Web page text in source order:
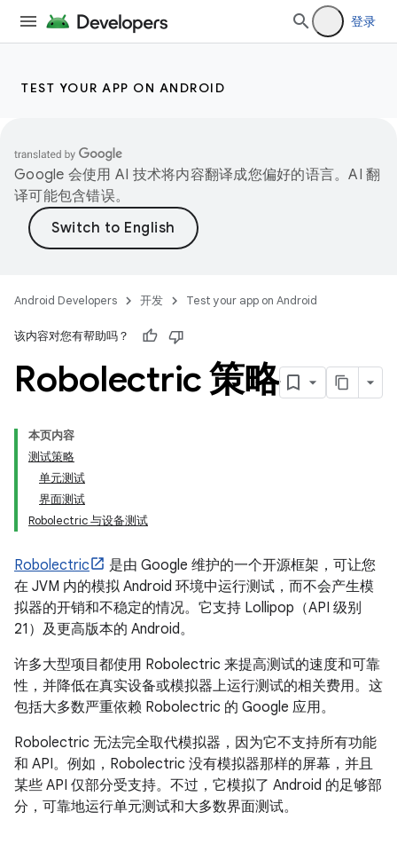
登录
TEST YOUR APP ON ANDROID
Google 会使用 AI 技术将内容翻译成您偏好的语言。AI 翻
译可能包含错误。
Android Developers 开发 Test your app on Android
该内容对您有帮助吗？
Robolectric 策略
本页内容
测试策略
单元测试
界面测试
Robolectric 与设备测试
Robolectric
是由 Google 维护的一个开源框架，可让您
在 JVM 内的模拟 Android 环境中运行测试，而不会产生模
拟器的开销和不稳定的情况。它支持 Lollipop（API 级别
21）及更高版本的 Android。
许多大型项目都使用 Robolectric 来提高测试的速度和可靠
性，并降低在真实设备或模拟器上运行测试的相关费用。这
包括大多数严重依赖 Robolectric 的 Google 应用。
Robolectric 无法完全取代模拟器，因为它不支持所有功能
和 API。例如，Robolectric 没有模拟器那样的屏幕，并且
某些 API 仅部分受支持。不过，它模拟了 Android 的足够部
分，可靠地运行单元测试和大多数界面测试。